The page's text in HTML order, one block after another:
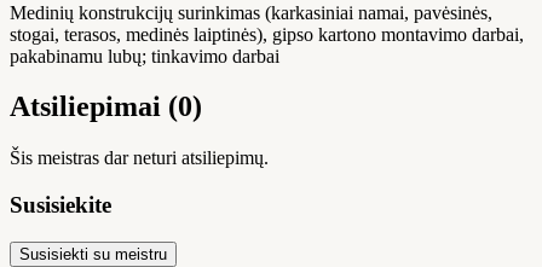
Medinių konstrukcijų surinkimas (karkasiniai namai, pavėsinės,
stogai, terasos, medinės laiptinės), gipso kartono montavimo darbai,
pakabinamu lubų; tinkavimo darbai
Atsiliepimai (0)
Šis meistras dar neturi atsiliepimų.
Susisiekite
Susisiekti su meistru